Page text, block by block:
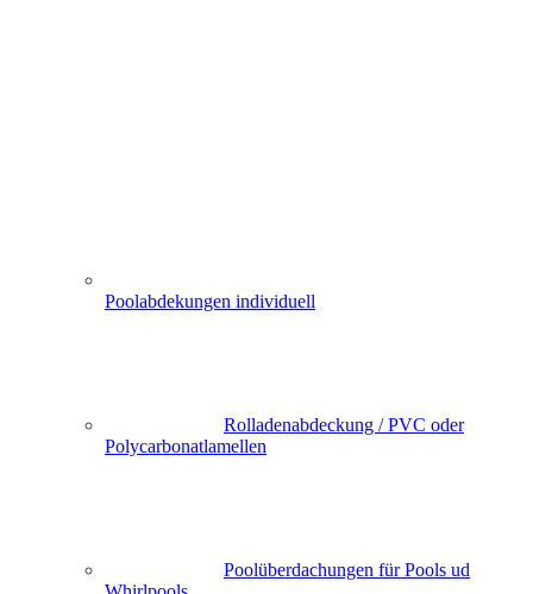
Poolabdekungen individuell
Rolladenabdeckung / PVC oder
Polycarbonatlamellen
Poolüberdachungen für Pools ud